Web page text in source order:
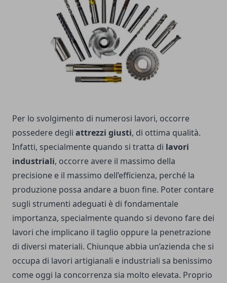
Per lo svolgimento di numerosi lavori, occorre
possedere degli attrezzi giusti, di ottima qualità.
Infatti, specialmente quando si tratta di lavori
industriali, occorre avere il massimo della
precisione e il massimo dell’efficienza, perché la
produzione possa andare a buon fine. Poter contare
sugli strumenti adeguati è di fondamentale
importanza, specialmente quando si devono fare dei
lavori che implicano il taglio oppure la penetrazione
di diversi materiali. Chiunque abbia un’azienda che si
occupa di lavori artigianali e industriali sa benissimo
come oggi la concorrenza sia molto elevata. Proprio